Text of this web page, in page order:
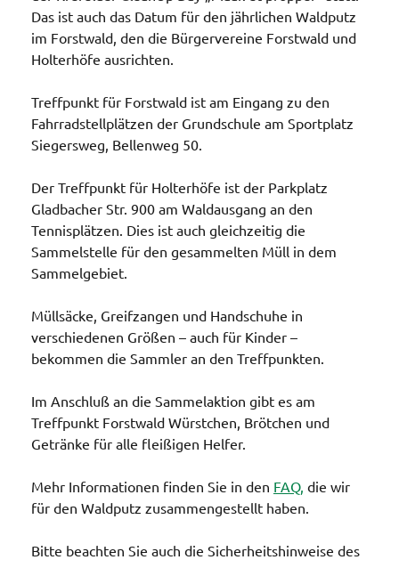
Das ist auch das Datum für den jährlichen Waldputz
im Forstwald, den die Bürgervereine Forstwald und
Holterhöfe ausrichten.
Treffpunkt für Forstwald ist am Eingang zu den
Fahrradstellplätzen der Grundschule am Sportplatz
Siegersweg, Bellenweg 50.
Der Treffpunkt für Holterhöfe ist der Parkplatz
Gladbacher Str. 900 am Waldausgang an den
Tennisplätzen. Dies ist auch gleichzeitig die
Sammelstelle für den gesammelten Müll in dem
Sammelgebiet.
Müllsäcke, Greifzangen und Handschuhe in
verschiedenen Größen – auch für Kinder –
bekommen die Sammler an den Treffpunkten.
Im Anschluß an die Sammelaktion gibt es am
Treffpunkt Forstwald Würstchen, Brötchen und
Getränke für alle fleißigen Helfer.
Mehr Informationen finden Sie in den FAQ, die wir
für den Waldputz zusammengestellt haben.
Bitte beachten Sie auch die Sicherheitshinweise des